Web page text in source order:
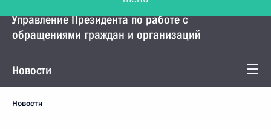
Управление Президента по работе с
обращениями граждан и организаций
Новости
Новости